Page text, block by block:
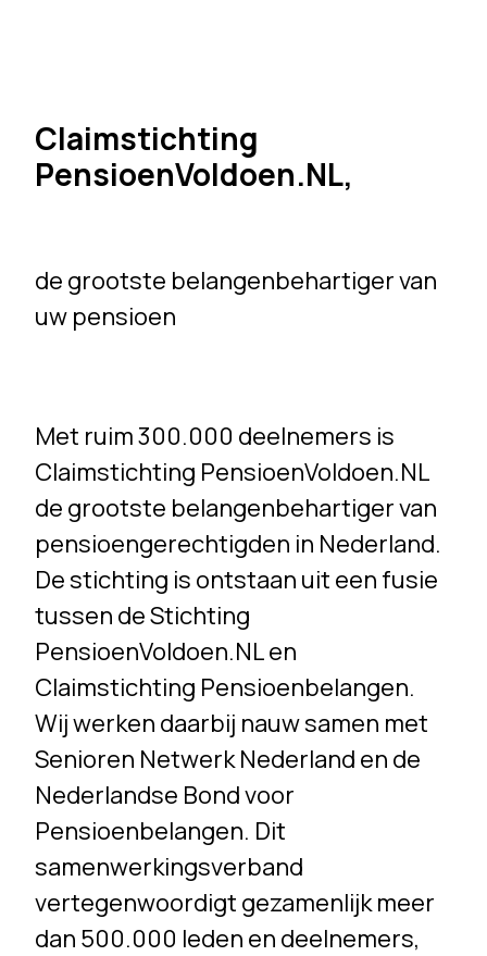
Claimstichting
PensioenVoldoen.NL,
de grootste belangenbehartiger van
uw pensioen
Met ruim 300.000 deelnemers is
Claimstichting PensioenVoldoen.NL
de grootste belangenbehartiger van
pensioengerechtigden in Nederland.
De stichting is ontstaan uit een fusie
tussen de Stichting
PensioenVoldoen.NL en
Claimstichting Pensioenbelangen.
Wij werken daarbij nauw samen met
Senioren Netwerk Nederland en de
Nederlandse Bond voor
Pensioenbelangen. Dit
samenwerkingsverband
vertegenwoordigt gezamenlijk meer
dan 500.000 leden en deelnemers,